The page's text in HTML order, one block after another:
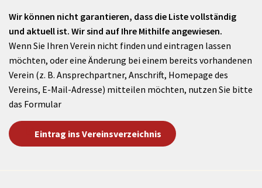
Wir können nicht garantieren, dass die Liste vollständig
und aktuell ist. Wir sind auf Ihre Mithilfe angewiesen.
Wenn Sie Ihren Verein nicht finden und eintragen lassen
möchten, oder eine Änderung bei einem bereits vorhandenen
Verein (z. B. Ansprechpartner, Anschrift, Homepage des
Vereins, E-Mail-Adresse) mitteilen möchten, nutzen Sie bitte
das Formular
Eintrag ins Vereinsverzeichnis